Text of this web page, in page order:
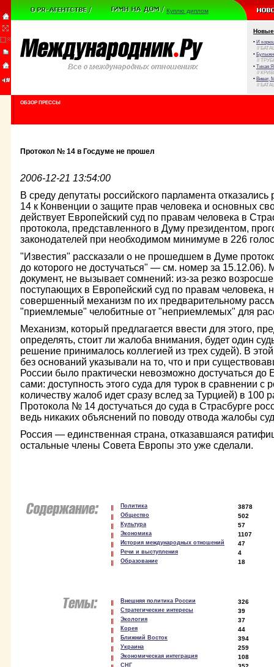
Куплю диплом
Новые
• И
//
•
//
• Тихая
//
• Виват,
//
ОБЗОР ПРЕССЫ
Протокол № 14 в Госдуме не прошел
2006-12-21 13:54:00
В среду депутаты российского парламента
14 к Конвенции о защите прав человека и основных
действует Европейский суд по правам человека в
протокола, представленного в Думу президентом,
законодателей при необходимом минимуме в 226
"Известия" рассказали о не прошедшем в Думе
до которого не достучаться" — см. номер за 15.12.06).
документ, не вызывает сомнений: из-за резко
поступающих в Европейский суд по правам человека,
совершенный механизм по их предварительному
"приемлемые" челобитные от "неприемлемых" для
Механизм, который предлагается ввести для этого,
определять, стоит ли жалоба внимания, будет один
решение принималось коллегией из трех судей). В
без оснований указывали на то, что и при
России было практически невозможно достучаться до
сами: доступность этого суда для турок в сравнении с
количеству жалоб идет сразу вслед за Турцией) в 100
Протокола № 14 достучаться до суда в Страсбурге
ведь никаких объяснений по поводу отвода жалобы
Россия — единственная страна, отказавшаяся
остальные члены Совета Европы это уже сделали.
Политика 3878
Общество 502
Культура 57
Экономика 1107
История международных отношений 47
Речи и выступления 4
Образование 18
Внешняя политика России 326
Стратегические интересы 39
Экология 37
Корея 44
Ближний Восток 394
Украина 259
Экономическая интеграция 108
СНГ